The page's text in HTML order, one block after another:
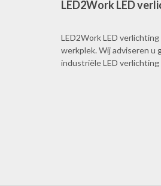
LED2Work LED
LED2Work LED
werkplek. Wij adviseren u
industriële LED verlichting